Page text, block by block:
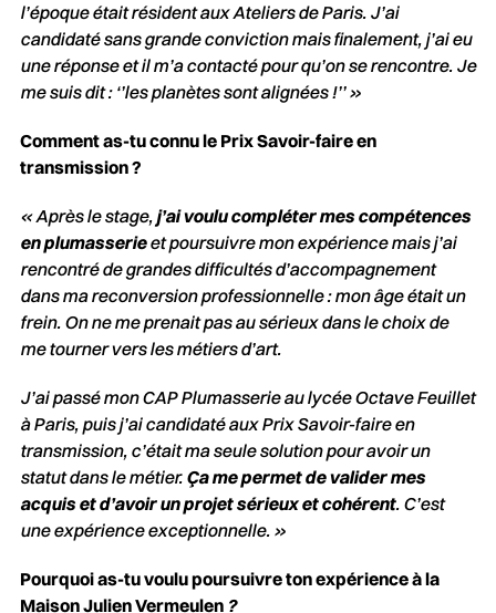
l’époque était résident aux Ateliers de Paris. J’ai
candidaté sans grande conviction mais finalement, j’ai eu
une réponse et il m’a contacté pour qu’on se rencontre. Je
me suis dit : ‘’les planètes sont alignées !’’ »
Comment as-tu connu le Prix Savoir-faire en
transmission ?
« Après le stage, j’ai voulu compléter mes compétences
en plumasserieet poursuivre mon expérience mais j’ai
rencontré de grandes difficultés d’accompagnement
dans ma reconversion professionnelle : mon âge était un
frein. On ne me prenait pas au sérieux dans le choix de
me tourner vers les métiers d’art.
J’ai passé mon CAP Plumasserie au lycée Octave Feuillet
à Paris, puis j’ai candidaté aux Prix Savoir-faire en
transmission, c’était ma seule solution pour avoir un
statut dans le métier. Ça me permet de valider mes
acquis et d’avoir un projet sérieux et cohérent. C’est
une expérience exceptionnelle. »
Pourquoi as-tu voulu poursuivre ton expérience à la
Maison Julien Vermeulen?